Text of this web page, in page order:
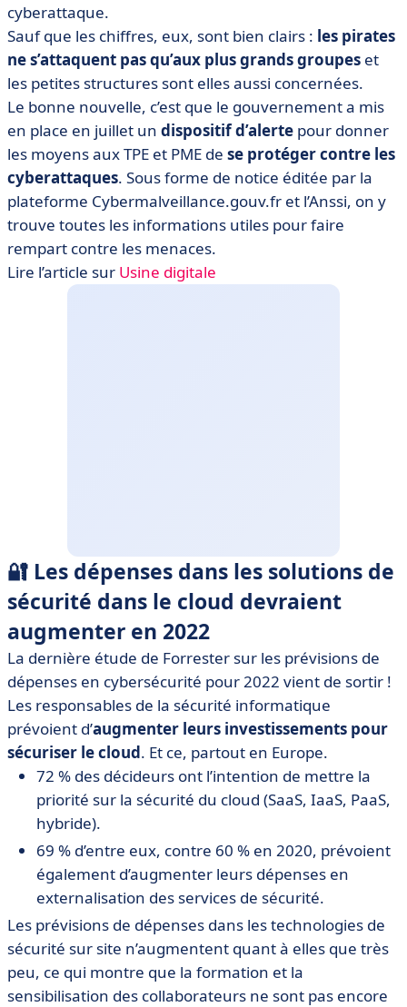
cyberattaque.
Sauf que les chiffres, eux, sont bien clairs : les pirates
ne s’attaquent pas qu’aux plus grands groupes et
les petites structures sont elles aussi concernées.
Le bonne nouvelle, c’est que le gouvernement a mis
en place en juillet un dispositif d’alerte pour donner
les moyens aux TPE et PME de se protéger contre les
cyberattaques. Sous forme de notice éditée par la
plateforme Cybermalveillance.gouv.fr et l’Anssi, on y
trouve toutes les informations utiles pour faire
rempart contre les menaces.
Lire l’article sur Usine digitale
🔐 Les dépenses dans les solutions de
sécurité dans le cloud devraient
augmenter en 2022
La dernière étude de Forrester sur les prévisions de
dépenses en cybersécurité pour 2022 vient de sortir !
Les responsables de la sécurité informatique
prévoient d’augmenter leurs investissements pour
sécuriser le cloud. Et ce, partout en Europe.
72 % des décideurs ont l’intention de mettre la
priorité sur la sécurité du cloud (SaaS, IaaS, PaaS,
hybride).
69 % d’entre eux, contre 60 % en 2020, prévoient
également d’augmenter leurs dépenses en
externalisation des services de sécurité.
Les prévisions de dépenses dans les technologies de
sécurité sur site n’augmentent quant à elles que très
peu, ce qui montre que la formation et la
sensibilisation des collaborateurs ne sont pas encore